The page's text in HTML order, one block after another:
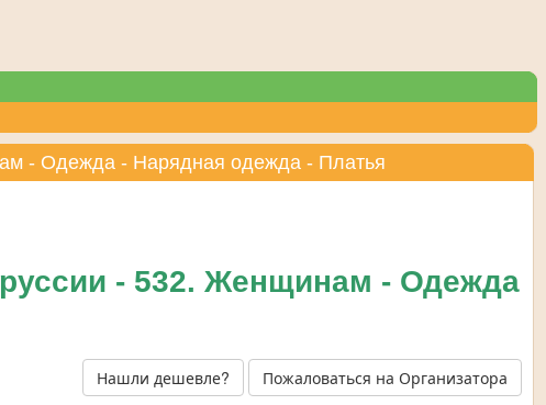
- Одежда - Нарядная одежда - Платья
- 532. Женщинам - Одежда
Нашли дешевле? Пожаловаться на Организатора